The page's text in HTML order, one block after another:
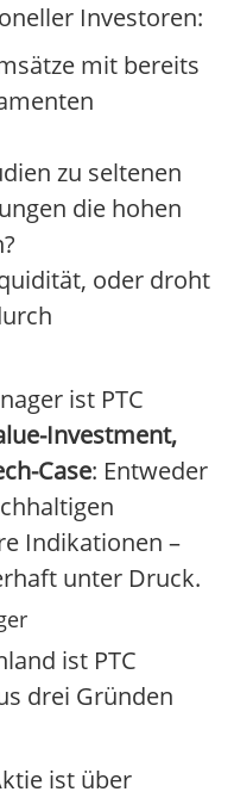
Investoren:
mit bereits
zu seltenen
die hohen
oder droht
ist PTC
Investment,
Case: Entweder
Indikationen –
unter Druck.
ist PTC
drei Gründen
ist über